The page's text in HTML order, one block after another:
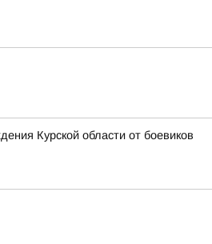
Курской области от боевиков